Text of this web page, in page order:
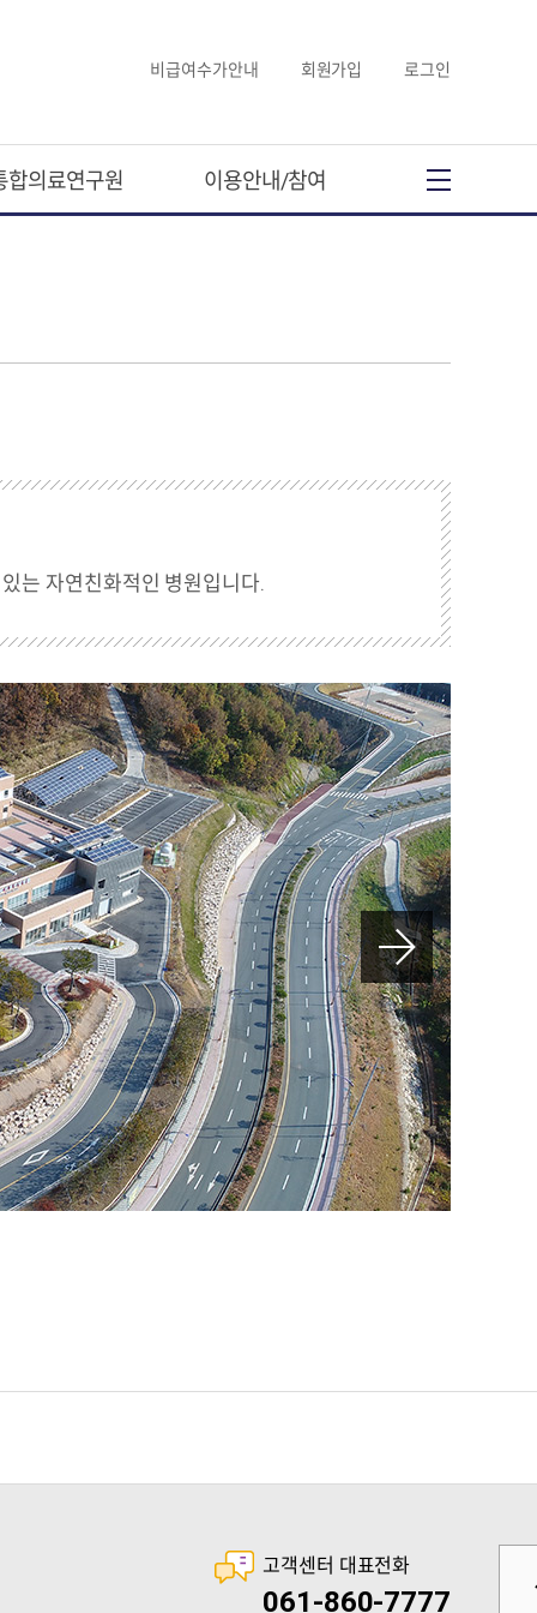
비급여수가안내 회원가입 로그인
합의료연구원 이용안내/참여
는 자연친화적인 병원입니다.
고객센터 대표전화
061-860-7777